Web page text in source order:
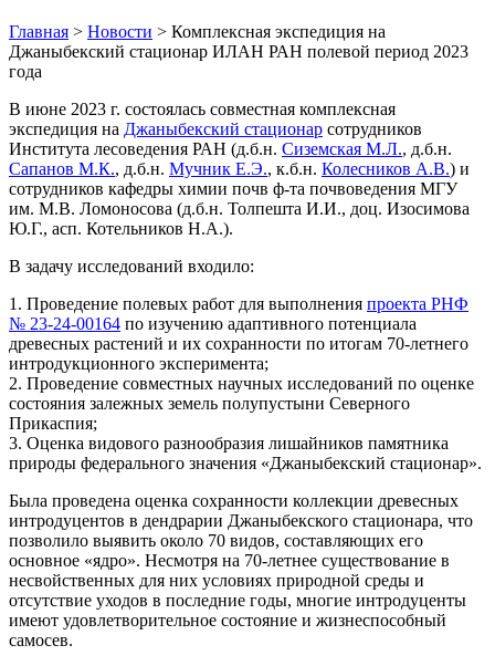
Главная > Новости > Комплексная экспедиция на
Джаныбекский стационар ИЛАН РАН полевой период 2023
года
В июне 2023 г. состоялась совместная комплексная
экспедиция на Джаныбекский стационар сотрудников
Института лесоведения РАН (д.б.н. Сиземская М.Л., д.б.н.
Сапанов М.К., д.б.н. Мучник Е.Э., к.б.н. Колесников А.В.) и
сотрудников кафедры химии почв ф-та почвоведения МГУ
им. М.В. Ломоносова (д.б.н. Толпешта И.И., доц. Изосимова
Ю.Г., асп. Котельников Н.А.).
В задачу исследований входило:
1. Проведение полевых работ для выполнения проекта РНФ
№ 23-24-00164 по изучению адаптивного потенциала
древесных растений и их сохранности по итогам 70-летнего
интродукционного эксперимента;
2. Проведение совместных научных исследований по оценке
состояния залежных земель полупустыни Северного
Прикаспия;
3. Оценка видового разнообразия лишайников памятника
природы федерального значения «Джаныбекский стационар».
Была проведена оценка сохранности коллекции древесных
интродуцентов в дендрарии Джаныбекского стационара, что
позволило выявить около 70 видов, составляющих его
основное «ядро». Несмотря на 70-летнее существование в
несвойственных для них условиях природной среды и
отсутствие уходов в последние годы, многие интродуценты
имеют удовлетворительное состояние и жизнеспособный
самосев.